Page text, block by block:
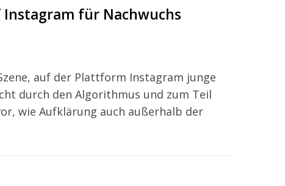
für Nachwuchs
auf der Plattform Instagram junge
durch den Algorithmus und zum Teil
wie Aufklärung auch außerhalb der